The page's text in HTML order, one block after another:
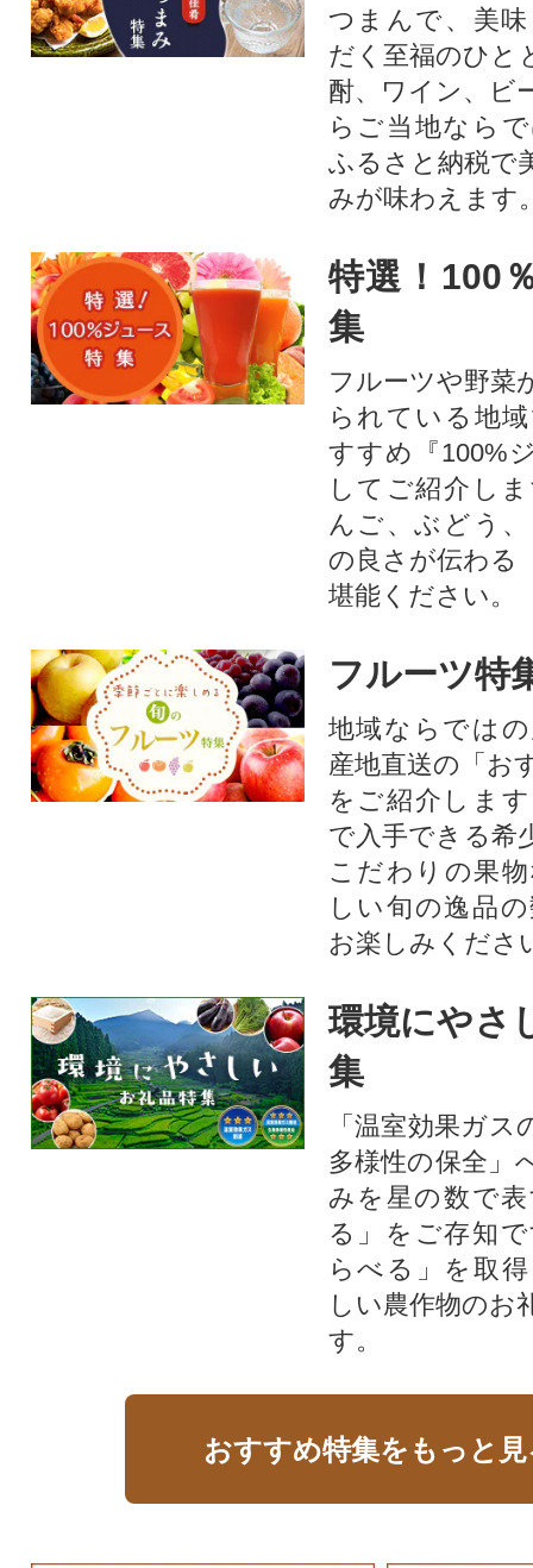
つまんで、美
だく至福のひと
酎、ワイン、ビ
らご当地なら
ふるさと納税で
みが味わえます
特選！100
集
フルーツや野菜
られている地
すすめ『100%
してご紹介し
んご、ぶどう
の良さが伝わる
堪能ください。
フルーツ特
地域ならでは
産地直送の「お
をご紹介しま
で入手できる希
こだわりの果
しい旬の逸品
お楽しみくださ
環境にやさ
集
「温室効果ガ
多様性の保全」
みを星の数で
る」をご存知
らべる」を取
しい農作物のお
す。​
おすすめ特集をもっと